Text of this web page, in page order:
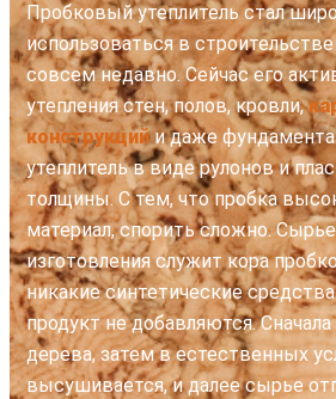
Пробковый утеплитель стал
использоваться в строительстве
совсем недавно. Сейчас его
утепления стен, полов, кровли,
конструкцийи даже
утеплитель в виде рулонов и
толщины. С тем, что пробка
материал, спорить сложно.
изготовления служит кора
никакие синтетические
продукт не добавляются.
дерева, затем в естественных
высушивается, и далее сырье